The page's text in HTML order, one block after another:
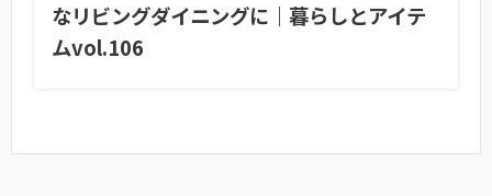
なリビングダイニングに｜暮らしとアイテ
ムvol.106